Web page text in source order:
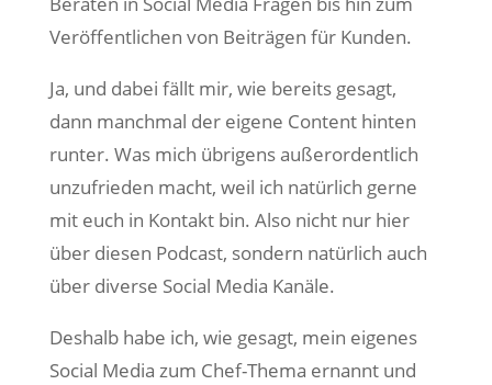
Veröffentlichen von Beiträgen für Kunden.
Ja, und dabei fällt mir, wie bereits gesagt,
dann manchmal der eigene Content hinten
runter. Was mich übrigens außerordentlich
unzufrieden macht, weil ich natürlich gerne
mit euch in Kontakt bin. Also nicht nur hier
über diesen Podcast, sondern natürlich auch
über diverse Social Media Kanäle.
Deshalb habe ich, wie gesagt, mein eigenes
Social Media zum Chef-Thema ernannt und